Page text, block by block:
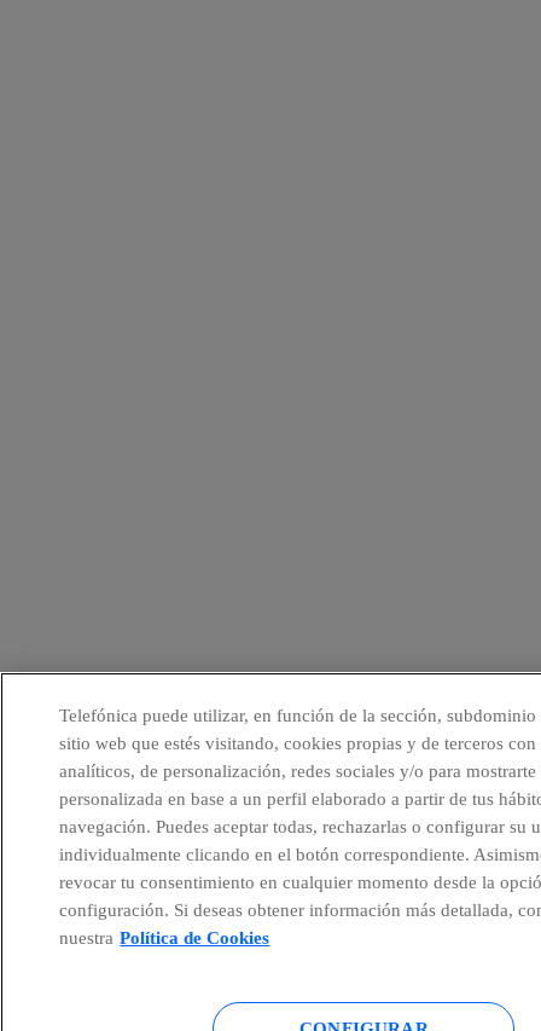
Telefónica puede utilizar, en función de la sección, subdominio
sitio web que estés visitando, cookies propias y de terceros
analíticos, de personalización, redes sociales y/o para
personalizada en base a un perfil elaborado a partir de tus
navegación. Puedes aceptar todas, rechazarlas o configurar su
individualmente clicando en el botón correspondiente.
revocar tu consentimiento en cualquier momento desde la
configuración. Si deseas obtener información más detallada,
nuestra Política de Cookies